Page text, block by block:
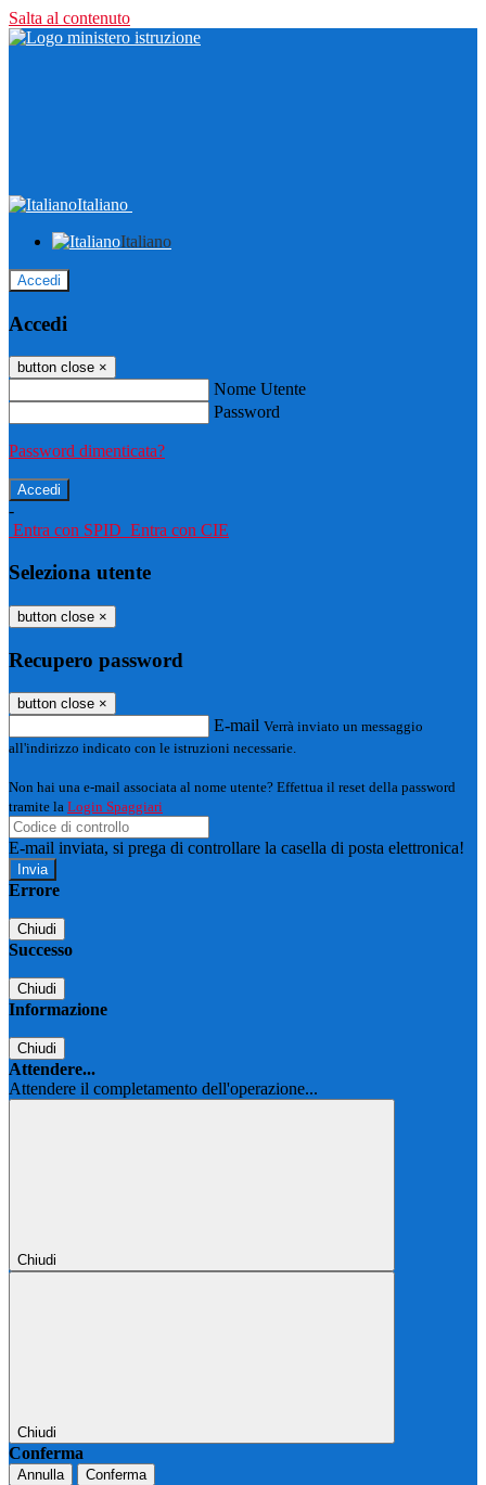
Salta al contenuto
Italiano
Italiano
Accedi
Accedi
button close ×
Nome Utente
Password
Password dimenticata?
-
Entra con SPID Entra con CIE
Seleziona utente
button close ×
Recupero password
button close ×
E-mail Verrà inviato un messaggio
all'indirizzo indicato con le istruzioni necessarie.
Non hai una e-mail associata al nome utente? Effettua il reset della password
tramite la Login Spaggiari
E-mail inviata, si prega di controllare la casella di posta elettronica!
Errore
Chiudi
Successo
Chiudi
Informazione
Chiudi
Attendere...
Attendere il completamento dell'operazione...
Chiudi
Chiudi
Conferma
Annulla Conferma